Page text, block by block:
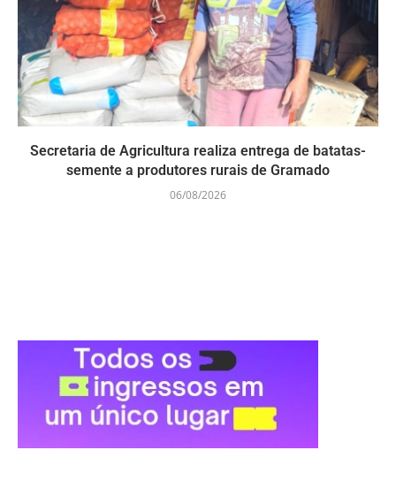
Secretaria de Agricultura realiza entrega de batatas-
semente a produtores rurais de Gramado
06/08/2026